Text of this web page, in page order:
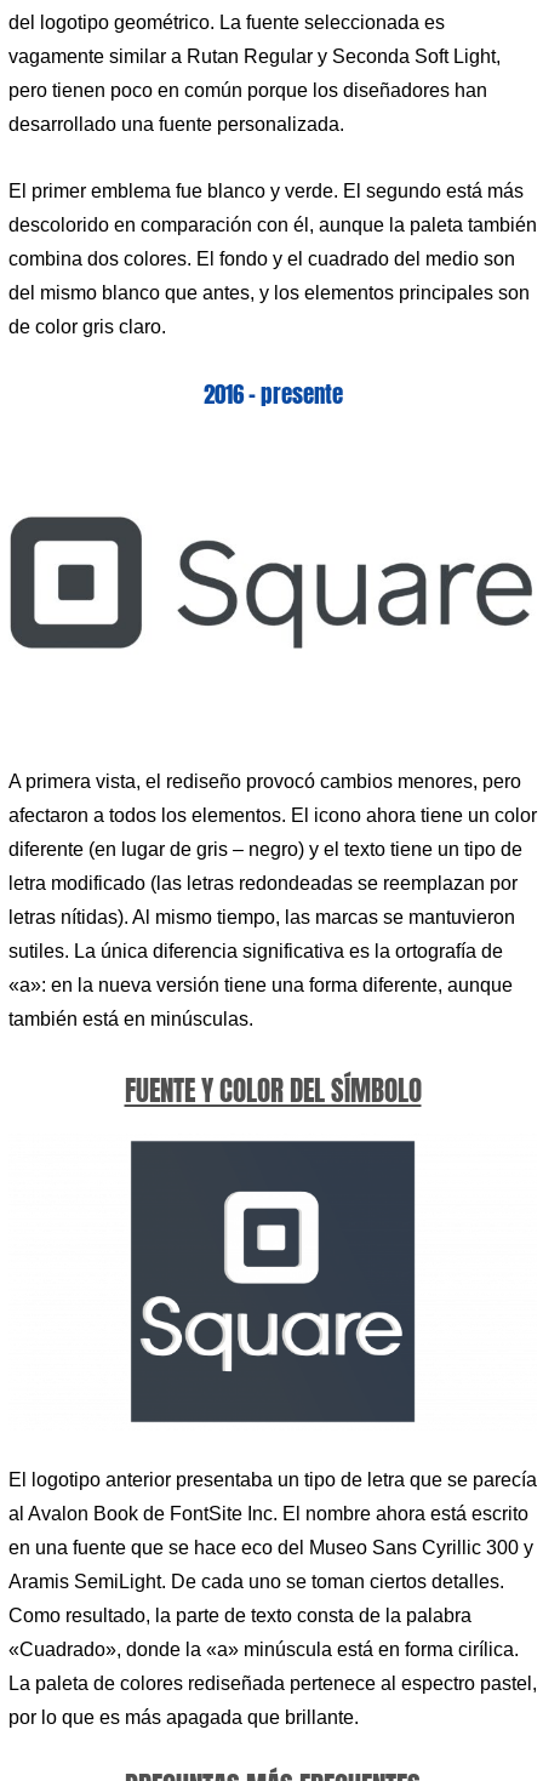
del logotipo geométrico. La fuente seleccionada es
vagamente similar a Rutan Regular y Seconda Soft Light,
pero tienen poco en común porque los diseñadores han
desarrollado una fuente personalizada.
El primer emblema fue blanco y verde. El segundo está más
descolorido en comparación con él, aunque la paleta también
combina dos colores. El fondo y el cuadrado del medio son
del mismo blanco que antes, y los elementos principales son
de color gris claro.
2016 – presente
A primera vista, el rediseño provocó cambios menores, pero
afectaron a todos los elementos. El icono ahora tiene un color
diferente (en lugar de gris – negro) y el texto tiene un tipo de
letra modificado (las letras redondeadas se reemplazan por
letras nítidas). Al mismo tiempo, las marcas se mantuvieron
sutiles. La única diferencia significativa es la ortografía de
«a»: en la nueva versión tiene una forma diferente, aunque
también está en minúsculas.
FUENTE Y COLOR DEL SÍMBOLO
El logotipo anterior presentaba un tipo de letra que se parecía
al Avalon Book de FontSite Inc. El nombre ahora está escrito
en una fuente que se hace eco del Museo Sans Cyrillic 300 y
Aramis SemiLight. De cada uno se toman ciertos detalles.
Como resultado, la parte de texto consta de la palabra
«Cuadrado», donde la «a» minúscula está en forma cirílica.
La paleta de colores rediseñada pertenece al espectro pastel,
por lo que es más apagada que brillante.